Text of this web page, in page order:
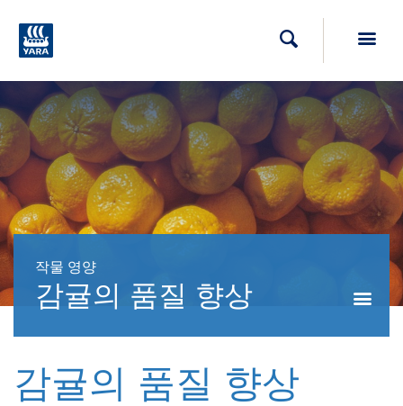
검색
작물 영양
감귤의 품질 향상
감귤의 품질 향상